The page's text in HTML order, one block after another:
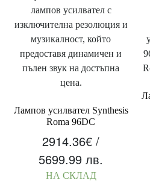
Лампов усилвател Synthesis
Roma 96DC
2914.36€ /
5699.99 лв.
НА СКЛАД